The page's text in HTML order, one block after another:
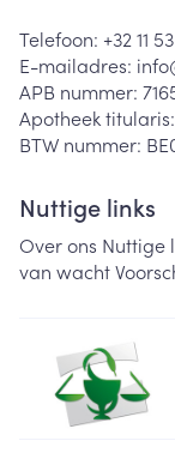
Telefoon: +32 11
E-mailadres:
APB nummer:
Apotheek titularis:
BTW nummer:
Nuttige links
Over ons Nuttige
van wacht